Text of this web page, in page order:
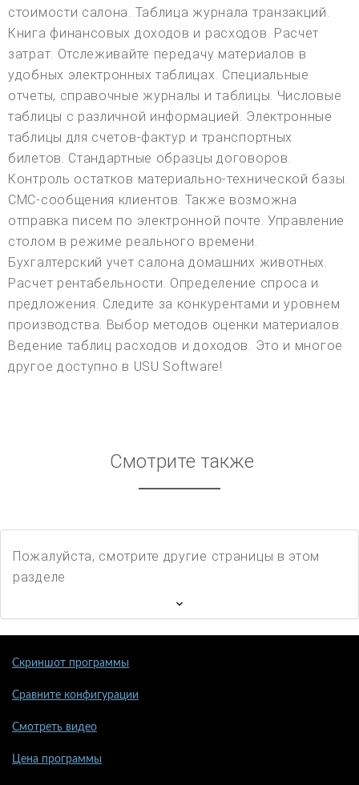
стоимости салона. Таблица журнала транзакций.
Книга финансовых доходов и расходов. Расчет
затрат. Отслеживайте передачу материалов в
удобных электронных таблицах. Специальные
отчеты, справочные журналы и таблицы. Числовые
таблицы с различной информацией. Электронные
таблицы для счетов-фактур и транспортных
билетов. Стандартные образцы договоров.
Контроль остатков материально-технической базы.
СМС-сообщения клиентов. Также возможна
отправка писем по электронной почте. Управление
столом в режиме реального времени.
Бухгалтерский учет салона домашних животных.
Расчет рентабельности. Определение спроса и
предложения. Следите за конкурентами и уровнем
производства. Выбор методов оценки материалов.
Ведение таблиц расходов и доходов. Это и многое
другое доступно в USU Software!
Смотрите также
Пожалуйста, смотрите другие страницы в этом
разделе
Скриншот программы
Сравните конфигурации
Смотреть видео
Цена программы